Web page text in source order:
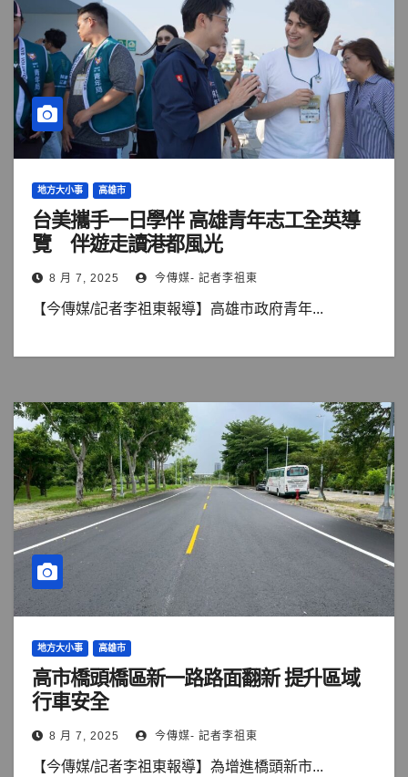
地方大小事 高雄市
台美攜手一日學伴 高雄青年志工全英導
覽 伴遊走讀港都風光
8 月 7, 2025 今傳媒- 記者李祖東
【今傳媒/記者李祖東報導】高雄市政府青年...
地方大小事 高雄市
高市橋頭橋區新一路路面翻新 提升區域
行車安全
8 月 7, 2025 今傳媒- 記者李祖東
【今傳媒/記者李祖東報導】為增進橋頭新市...